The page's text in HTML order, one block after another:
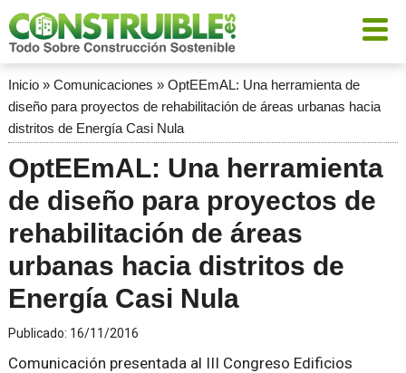
Inicio» Comunicaciones » OptEEmAL: Una herramienta de
diseño para proyectos de rehabilitación de áreas urbanas hacia
distritos de Energía Casi Nula
OptEEmAL: Una herramienta
de diseño para proyectos de
rehabilitación de áreas
urbanas hacia distritos de
Energía Casi Nula
Publicado: 16/11/2016
Comunicación presentada al III Congreso Edificios